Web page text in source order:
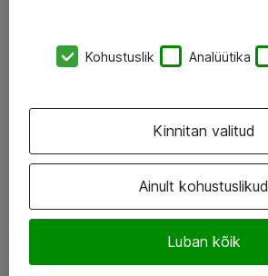
Atea kontaktid
Jälgi meid
LinkedIn
Kohustuslik Analüütika
Ainult kohustuslikud
Luban kõik
Kinnitan valitud